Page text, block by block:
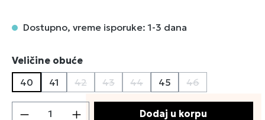
Dostupno, vreme isporuke: 1-3 dana
Izaberi
Veličine obuće
40
41 42
(Ova opcija trenutno nije dostupna.)
43
(Ova opcija trenutno nije dostupna.)
44
(Ova opcija trenutno nije
45 46
(Ova opcija
Količina proizvoda: Unesite željenu
Dodaj u korpu